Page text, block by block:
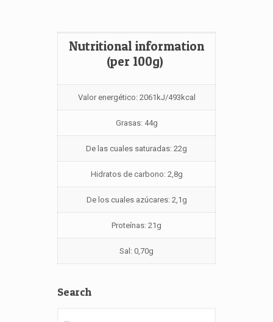
Nutritional information
(per 100g)
Valor energético: 2061kJ/493kcal
Grasas: 44g
De las cuales saturadas: 22g
Hidratos de carbono: 2,8g
De los cuales azúcares: 2,1g
Proteínas: 21g
Sal: 0,70g
Search